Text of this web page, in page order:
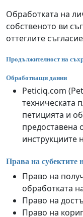
Обработката на
собственото ви
оттеглите
Продължителност на
Обработващи данни
Peticiq.com
техническата
петицията и
предоставена
инструкциите
Права на субектите
Право на
обработката
Право на
Право на